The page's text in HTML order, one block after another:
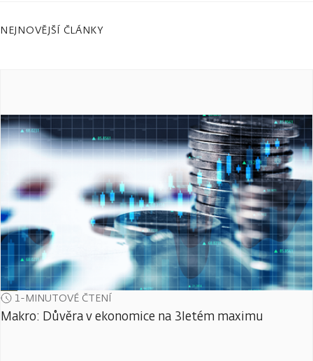
NEJNOVĚJŠÍ ČLÁNKY
1-MINUTOVÉ ČTENÍ
Makro: Důvěra v ekonomice na 3letém maximu